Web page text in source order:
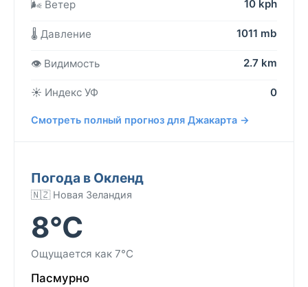
🌬️ Ветер
10 kph
🌡️ Давление 1011 mb
👁️ Видимость 2.7 km
☀️ Индекс УФ 0
Смотреть полный прогноз для Джакарта →
Погода в Окленд
🇳🇿 Новая Зеландия
8°C
Ощущается как 7°C
Пасмурно